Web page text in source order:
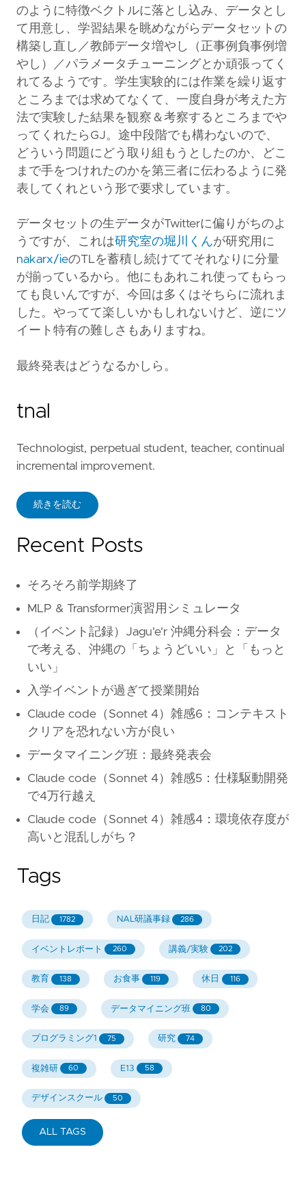
のように特徴ベクトルに落とし込み、データとし
て用意し、学習結果を眺めながらデータセットの
構築し直し／教師データ増やし（正事例負事例増
やし）／パラメータチューニングとか頑張ってく
れてるようです。学生実験的には作業を繰り返す
ところまでは求めてなくて、一度自身が考えた方
法で実験した結果を観察＆考察するところまでや
ってくれたらGJ。途中段階でも構わないので、
どういう問題にどう取り組もうとしたのか、どこ
まで手をつけれたのかを第三者に伝わるように発
表してくれという形で要求しています。
データセットの生データがTwitterに偏りがちのよ
うですが、これは研究室の堀川くんが研究用に
nakarx/ieのTLを蓄積し続けててそれなりに分量
が揃っているから。他にもあれこれ使ってもらっ
ても良いんですが、今回は多くはそちらに流れま
した。やってて楽しいかもしれないけど、逆にツ
イート特有の難しさもありますね。
最終発表はどうなるかしら。
tnal
Technologist, perpetual student, teacher, continual
incremental improvement.
続きを読む
Recent Posts
そろそろ前学期終了
MLP & Transformer演習用シミュレータ
（イベント記録）Jagu'e'r 沖縄分科会：データ
で考える、沖縄の「ちょうどいい」と「もっと
いい」
入学イベントが過ぎて授業開始
Claude code（Sonnet 4）雑感6：コンテキスト
クリアを恐れない方が良い
データマイニング班：最終発表会
Claude code（Sonnet 4）雑感5：仕様駆動開発
で4万行越え
Claude code（Sonnet 4）雑感4：環境依存度が
高いと混乱しがち？
Tags
日記 1782 NAL研議事録 286
イベントレポート 260 講義/実験 202
教育 138 お食事 119 休日 116
学会 89 データマイニング班 80
プログラミング1 75 研究 74
複雑研 60 E13 58
デザインスクール 50
ALL TAGS